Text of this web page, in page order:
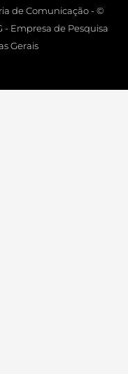
de Comunicação - ©
- Empresa de Pesquisa
Gerais